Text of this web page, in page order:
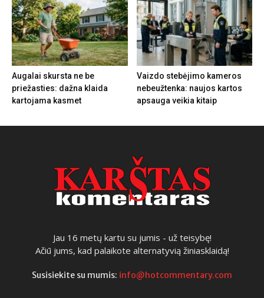
Augalai skursta ne be
priežasties: dažna klaida
kartojama kasmet
Vaizdo stebėjimo kameros
nebeužtenka: naujos kartos
apsauga veikia kitaip
Jau 16 metų kartu su jumis - už teisybę!
Ačiū jums, kad palaikote alternatyvią žiniasklaidą!
Susisiekite su mumis: info@hotcommentary.com